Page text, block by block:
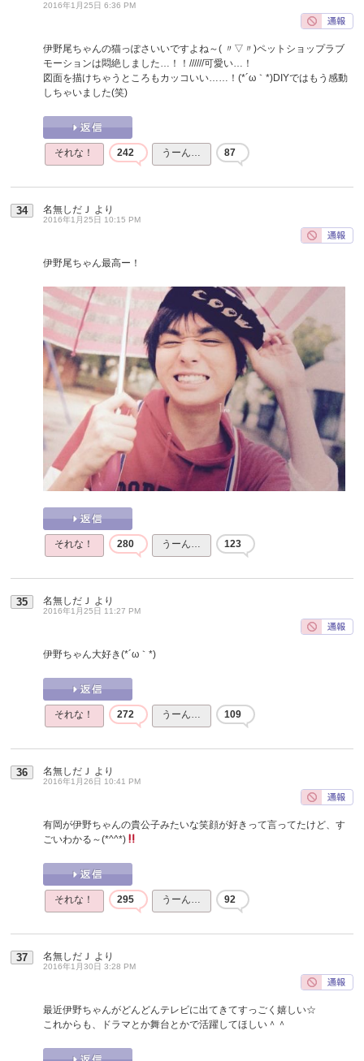
2016年1月25日 6:36 PM
伊野尾ちゃんの猫っぽさいいですよね～( 〃▽〃)ペットショップラブ
モーションは悶絶しました…！！//////可愛い…！
図面を描けちゃうところもカッコいい……！(*´ω｀*)DIYではもう感動
しちゃいました(笑)
それな！ 242 うーん… 87
34 名無しだＪ より
2016年1月25日 10:15 PM
伊野尾ちゃん最高ー！
それな！ 280 うーん… 123
35 名無しだＪ より
2016年1月25日 11:27 PM
伊野ちゃん大好き(*´ω｀*)
それな！ 272 うーん… 109
36 名無しだＪ より
2016年1月26日 10:41 PM
有岡が伊野ちゃんの貴公子みたいな笑顔が好きって言ってたけど、す
ごいわかる～(*^^*)
それな！ 295 うーん… 92
37 名無しだＪ より
2016年1月30日 3:28 PM
最近伊野ちゃんがどんどんテレビに出てきてすっごく嬉しい☆
これからも、ドラマとか舞台とかで活躍してほしい＾＾